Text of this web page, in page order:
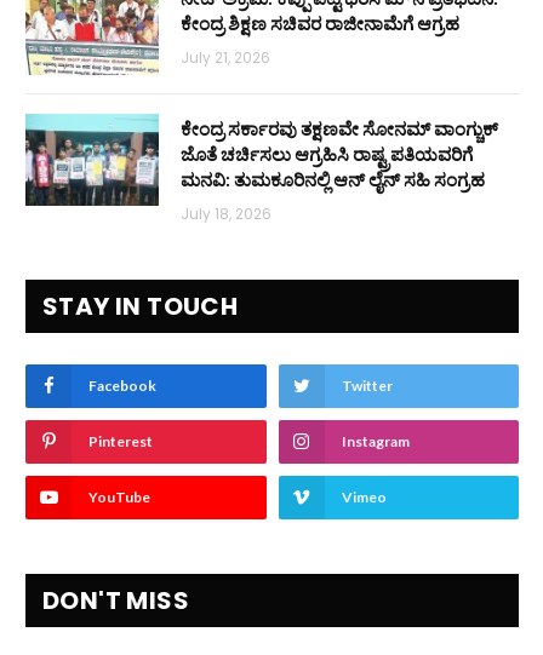
ಕೇಂದ್ರ ಶಿಕ್ಷಣ ಸಚಿವರ ರಾಜೀನಾಮೆಗೆ ಆಗ್ರಹ
July 21, 2026
ಕೇಂದ್ರ ಸರ್ಕಾರವು ತಕ್ಷಣವೇ ಸೋನಮ್ ವಾಂಗ್ಚುಕ್
ಜೊತೆ ಚರ್ಚಿಸಲು ಆಗ್ರಹಿಸಿ ರಾಷ್ಟ್ರಪತಿಯವರಿಗೆ
ಮನವಿ: ತುಮಕೂರಿನಲ್ಲಿ ಆನ್‌ ಲೈನ್ ಸಹಿ ಸಂಗ್ರಹ
July 18, 2026
STAY IN TOUCH
Facebook Twitter
Pinterest Instagram
YouTube Vimeo
DON'T MISS